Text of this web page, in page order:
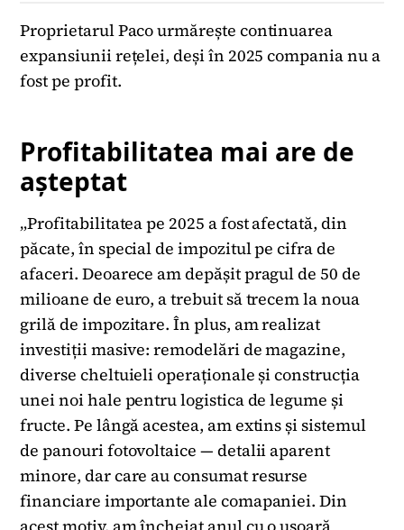
Proprietarul Paco urmărește continuarea
expansiunii rețelei, deși în 2025 compania nu a
fost pe profit.
Profitabilitatea mai are de
așteptat
„Profitabilitatea pe 2025 a fost afectată, din
păcate, în special de impozitul pe cifra de
afaceri. Deoarece am depășit pragul de 50 de
milioane de euro, a trebuit să trecem la noua
grilă de impozitare. În plus, am realizat
investiții masive: remodelări de magazine,
diverse cheltuieli operaționale și construcția
unei noi hale pentru logistica de legume și
fructe. Pe lângă acestea, am extins și sistemul
de panouri fotovoltaice — detalii aparent
minore, dar care au consumat resurse
financiare importante ale comapaniei. Din